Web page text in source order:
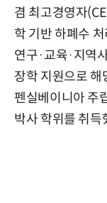
겸 최고경영자
학 기반 하폐수
연구·교육·지역
장학 지원으로 해
펜실베이니아 주
박사 학위를 취득